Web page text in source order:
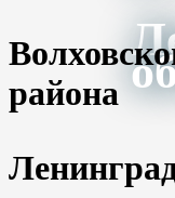
района